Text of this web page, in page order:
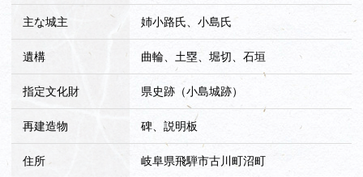
主な城主 姉小路氏、小島氏
遺構 曲輪、土塁、堀切、石垣
指定文化財 県史跡（小島城跡）
再建造物 碑、説明板
住所 岐阜県飛騨市古川町沼町